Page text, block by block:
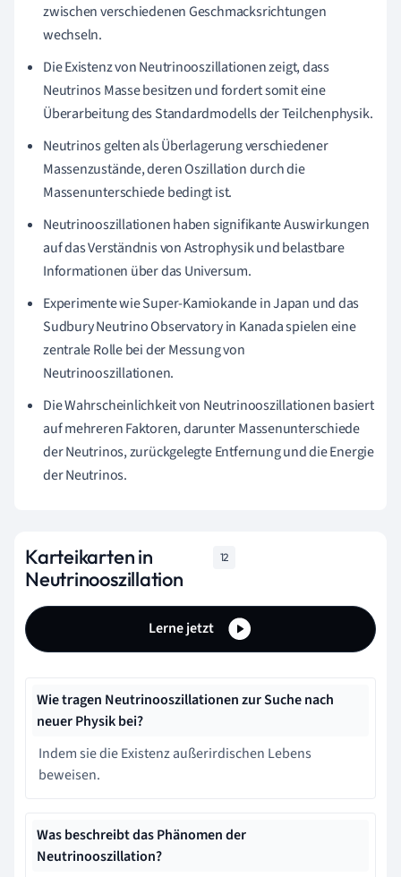
zwischen verschiedenen Geschmacksrichtungen
wechseln.
Die Existenz von Neutrinooszillationen zeigt, dass
Neutrinos Masse besitzen und fordert somit eine
Überarbeitung des Standardmodells der Teilchenphysik.
Neutrinos gelten als Überlagerung verschiedener
Massenzustände, deren Oszillation durch die
Massenunterschiede bedingt ist.
Neutrinooszillationen haben signifikante Auswirkungen
auf das Verständnis von Astrophysik und belastbare
Informationen über das Universum.
Experimente wie Super-Kamiokande in Japan und das
Sudbury Neutrino Observatory in Kanada spielen eine
zentrale Rolle bei der Messung von
Neutrinooszillationen.
Die Wahrscheinlichkeit von Neutrinooszillationen basiert
auf mehreren Faktoren, darunter Massenunterschiede
der Neutrinos, zurückgelegte Entfernung und die Energie
der Neutrinos.
Karteikarten in
Neutrinooszillation
12
Lerne jetzt
Wie tragen Neutrinooszillationen zur Suche nach
neuer Physik bei?
Indem sie die Existenz außerirdischen Lebens
beweisen.
Was beschreibt das Phänomen der
Neutrinooszillation?